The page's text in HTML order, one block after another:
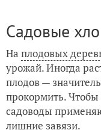
Садовые
На плодовых
урожай. Иногда
плодов —
прокормить.
садоводы
лишние завязи.